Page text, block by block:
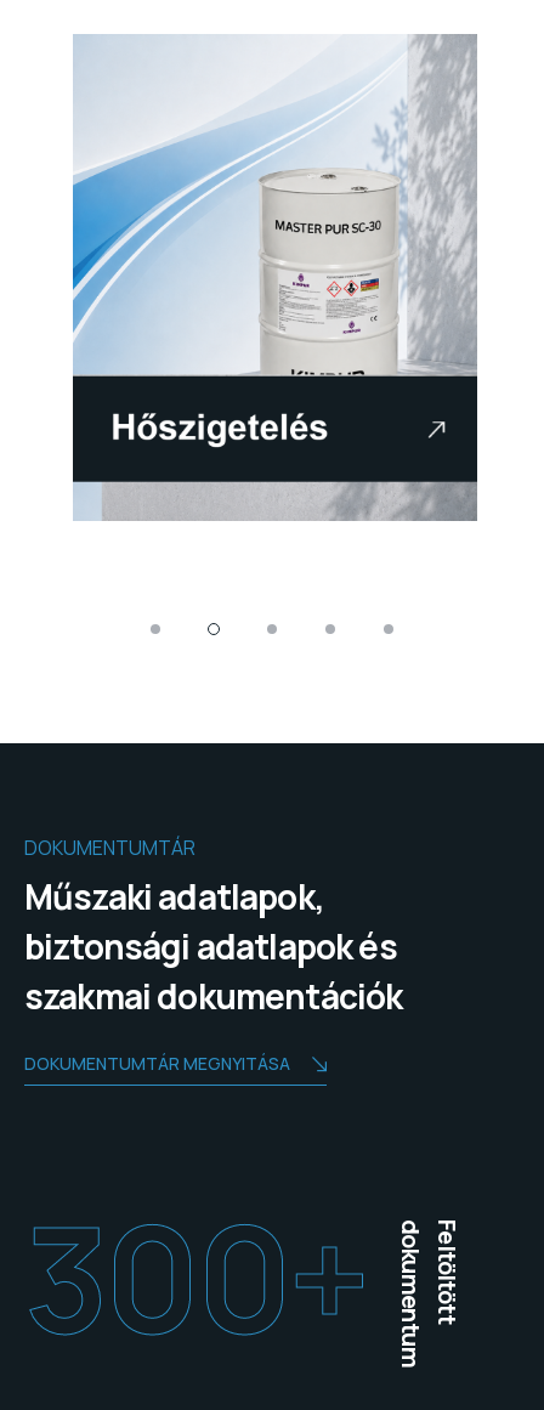
DOKUMENTUMTÁR
Műszaki adatlapok,
biztonsági adatlapok és
szakmai dokumentációk
DOKUMENTUMTÁR MEGNYITÁSA
Feltöltött
dokumentum
300+